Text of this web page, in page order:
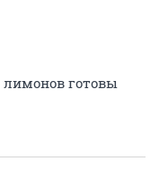
лимонов готовы